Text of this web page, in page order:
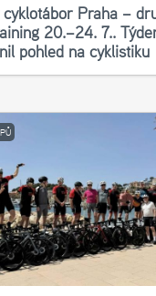
Praha –
20.–24. 7..
pohled na cyklistiku